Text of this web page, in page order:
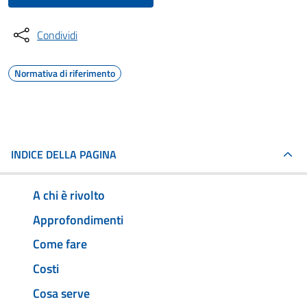
Condividi
Normativa di riferimento
INDICE DELLA PAGINA
A chi è rivolto
Approfondimenti
Come fare
Costi
Cosa serve